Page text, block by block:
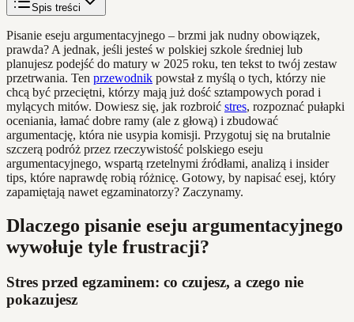
Spis treści
Pisanie eseju argumentacyjnego – brzmi jak nudny obowiązek,
prawda? A jednak, jeśli jesteś w polskiej szkole średniej lub
planujesz podejść do matury w 2025 roku, ten tekst to twój zestaw
przetrwania. Ten przewodnik powstał z myślą o tych, którzy nie
chcą być przeciętni, którzy mają już dość sztampowych porad i
mylących mitów. Dowiesz się, jak rozbroić stres, rozpoznać pułapki
oceniania, łamać dobre ramy (ale z głową) i zbudować
argumentację, która nie usypia komisji. Przygotuj się na brutalnie
szczerą podróż przez rzeczywistość polskiego eseju
argumentacyjnego, wspartą rzetelnymi źródłami, analizą i insider
tips, które naprawdę robią różnicę. Gotowy, by napisać esej, który
zapamiętają nawet egzaminatorzy? Zaczynamy.
Dlaczego pisanie eseju argumentacyjnego
wywołuje tyle frustracji?
Stres przed egzaminem: co czujesz, a czego nie
pokazujesz